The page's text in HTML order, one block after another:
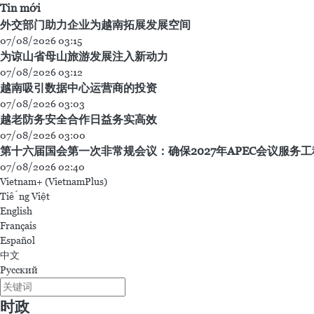
Tin mới
外交部门助力企业为越南拓展发展空间
07/08/2026 03:15
为谅山省母山旅游发展注入新动力
07/08/2026 03:12
越南吸引数据中心运营商的投资
07/08/2026 03:03
越老防务安全合作日益务实高效
07/08/2026 03:00
第十六届国会第一次非常规会议：确保2027年APEC会议服务
07/08/2026 02:40
Vietnam+ (VietnamPlus)
Tiếng Việt
English
Français
Español
中文
Русский
时政